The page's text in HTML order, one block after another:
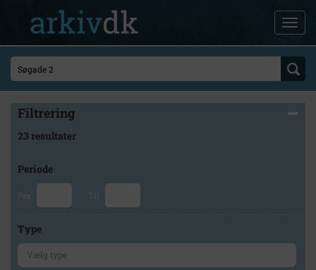
Filtrering
23 resultater
Periode
Fra Til
Type